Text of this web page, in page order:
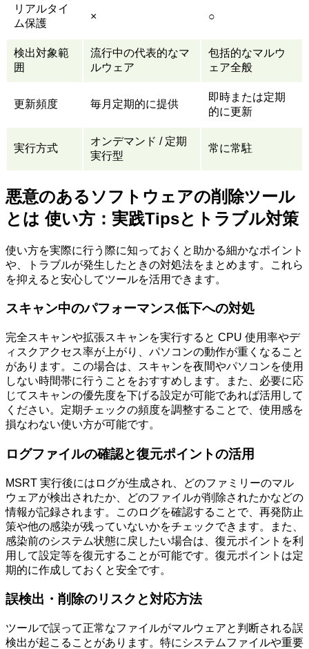
リアルタイ
ム保護
× ○
検出対象範
囲
流行中の代表的なマ
ルウェア
包括的なマルウ
ェア全般
更新頻度 毎月定期的に提供
即時または定期
的に更新
実行方式
オンデマンド / 定期
実行型
常に常駐
悪意のあるソフトウェアの削除ツール
とは 使い方：実践Tipsとトラブル対策
使い方を実際に行う際に知っておくと助かる細かなポイント
や、トラブルが発生したときの対処法をまとめます。これら
を抑えると安心してツールを活用できます。
スキャン中のパフォーマンス低下への対処
完全スキャンや拡張スキャンを実行すると CPU 使用率やデ
ィスクアクセス率が上がり、パソコンの動作が重くなること
があります。この場合は、スキャンを夜間やパソコンを使用
しない時間帯に行うことをおすすめします。また、必要に応
じてスキャンの優先度を下げる設定が可能であれば活用して
ください。定期チェックの頻度を調整することで、使用感を
損なわない使い方が可能です。
ログファイルの確認と復元ポイントの活用
MSRT 実行後にはログが生成され、どのファミリーのマル
ウェアが検出されたか、どのファイルが削除されたかなどの
情報が記録されます。このログを確認することで、再発防止
策や他の感染が残っていないかをチェックできます。また、
感染前のシステム状態に戻したい場合は、復元ポイントを利
用して設定等を復元することが可能です。復元ポイントは定
期的に作成しておくと安全です。
誤検出・削除のリスクと対応方法
ツールで誤って正常なファイルがマルウェアと判断される誤
検出が起こることがあります。特にシステムファイルや重要